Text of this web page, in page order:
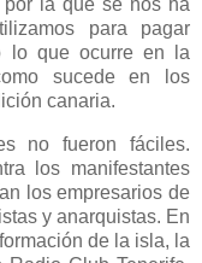
la que se nos ha
para pagar
lo que ocurre en
la
sucede en los
canaria.
no fueron fáciles.
los manifestantes
los empresarios de
y anarquistas. En
de la isla, la